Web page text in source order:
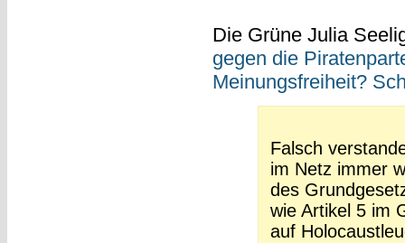
Die Grüne Julia
gegen die
Meinungsfreiheit?
Falsch
im Netz immer
des
wie Artikel 5 im
auf